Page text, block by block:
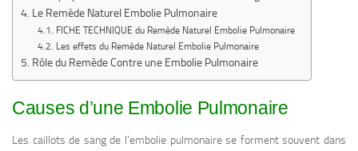
Le Remède Naturel Embolie Pulmonaire
FICHE TECHNIQUE du Remède Naturel Embolie Pulmonaire
Les effets du Remède Naturel Embolie Pulmonaire
Rôle du Remède Contre une Embolie Pulmonaire
Causes d’une Embolie Pulmonaire
Les caillots de sang de l’embolie pulmonaire se forment souvent dans